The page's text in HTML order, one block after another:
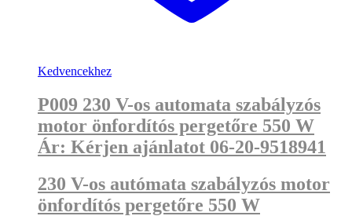
Kedvencekhez
P009 230 V-os automata szabályzós
motor önfordítós pergetőre 550 W
Ár: Kérjen ajánlatot 06-20-9518941
230 V-os autómata szabályzós motor
önfordítós pergetőre 550 W